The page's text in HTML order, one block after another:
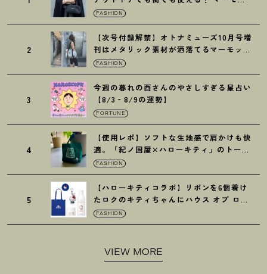
トの黒ショルダー
FASHION
2
【次号付録解禁】オトナミューズ10月号増
刊はメタリック素材が洒落てるマーモット
の保冷バッグ
FASHION
3
今週の暮れの酉さんのやさしすぎる星占い
【8/3‐8/9の運勢】
FORTUNE
4
【使用レポ】ソフトな生地感で肩かけも快
適。「紀ノ国屋×ハローキティ」のトート
がガシガシ使えて最高です
FASHION
5
【ハローキティコラボ】リボンを6個着け
たロクのキティちゃんにハウス オブ ロー
ゼの限定パケも
FASHION
VIEW MORE